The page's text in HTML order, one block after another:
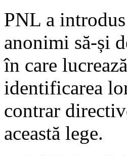
PNL a
anonimi să-și
în care
identificarea
contrar
această lege.